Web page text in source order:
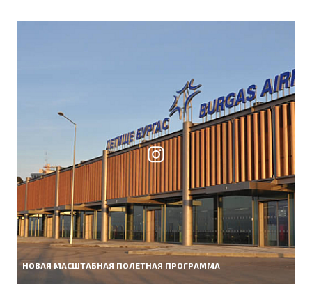
НОВАЯ МАСШТАБНАЯ ПОЛЕТНАЯ ПРОГРАММА